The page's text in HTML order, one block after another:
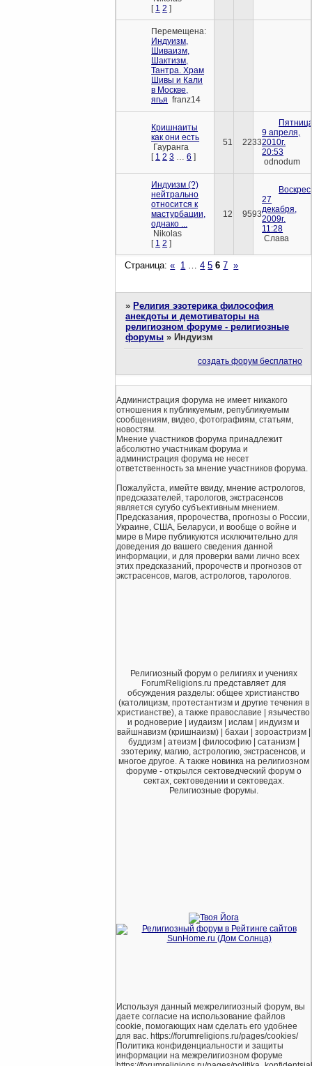
[ 1 2 ]
Перемещена:
Индуизм,
Шиваизм,
Шактизм,
Тантра. Храм
Шивы и Кали
в Москве,
ягья franz14
Кришнаиты
как они есть
Гауранга
[ 1 2 3 6 ]
51 2233
9 апреля,
2010г.
20:53
odnodum
Индуизм (?)
нейтрально
относится к
мастурбации,
однако ...
Nikolas
[ 1 2 ]
12 9593
27
декабря,
2009г.
11:28
Слава
Страница:« 1 … 4 5 6 7 »
»Религия эзотерика философия
анекдоты и демотиваторы на
религиозном форуме - религиозные
форумы »Индуизм
создать форум бесплатно
Администрация форума не имеет никакого
отношения к публикуемым, републикуемым
сообщениям, видео, фотографиям, статьям,
новостям.
Мнение участников форума принадлежит
абсолютно участникам форума и
администрация форума не несет
ответственность за мнение участников форума.
Пожалуйста, имейте ввиду, мнение астрологов,
предсказателей, тарологов, экстрасенсов
является сугубо субъективным мнением.
Предсказания, пророчества, прогнозы о России,
Украине, США, Беларуси, и вообще о войне и
мире в Мире публикуются исключительно для
доведения до вашего сведения данной
информации, и для проверки вами лично всех
этих предсказаний, пророчеств и прогнозов от
экстрасенсов, магов, астрологов, тарологов.
Религиозный форум о религиях и учениях
ForumReligions.ru представляет для
обсуждения разделы: общее христианство
(католицизм, протестантизм и другие течения в
христианстве), а также православие | язычество
и родноверие | иудаизм | ислам | индуизм и
вайшнавизм (кришнаизм) | бахаи | зороастризм |
буддизм | атеизм | философию | сатанизм |
эзотерику, магию, астрологию, экстрасенсов, и
многое другое. А также новинка на религиозном
форуме - открылся сектоведческий форум о
сектах, сектоведении и сектоведах.
Религиозные форумы.
Используя данный межрелигиозный форум, вы
даете согласие на использование файлов
cookie, помогающих нам сделать его удобнее
для вас. https://forumreligions.ru/pages/cookies/
Политика конфиденциальности и защиты
информации на межрелигиозном форуме